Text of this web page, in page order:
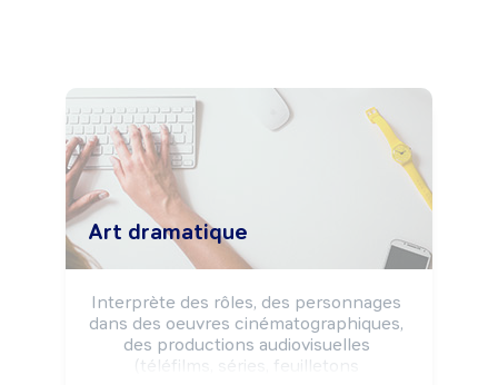
Art dramatique
Interprète des rôles, des personnages
dans des oeuvres cinématographiques,
des productions audiovisuelles
(téléfilms, séries, feuilletons